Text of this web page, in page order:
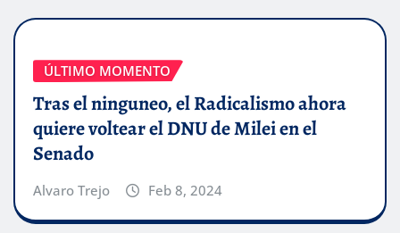
ÚLTIMO MOMENTO
Tras el ninguneo, el Radicalismo ahora
quiere voltear el DNU de Milei en el
Senado
Alvaro Trejo Feb 8, 2024